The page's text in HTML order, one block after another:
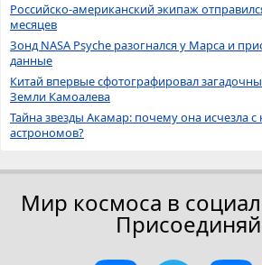
Российско-американский экипаж
месяцев
Зонд NASA Psyche разогнался у Марса и
данные
Китай впервые сфотографировал
Земли Камоалева
Тайна звезды Акамар: почему она исчезла с
астрономов?
Мир космоса в